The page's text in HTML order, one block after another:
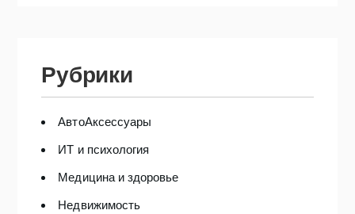
Рубрики
АвтоАксессуары
ИТ и психология
Медицина и здоровье
Недвижимость